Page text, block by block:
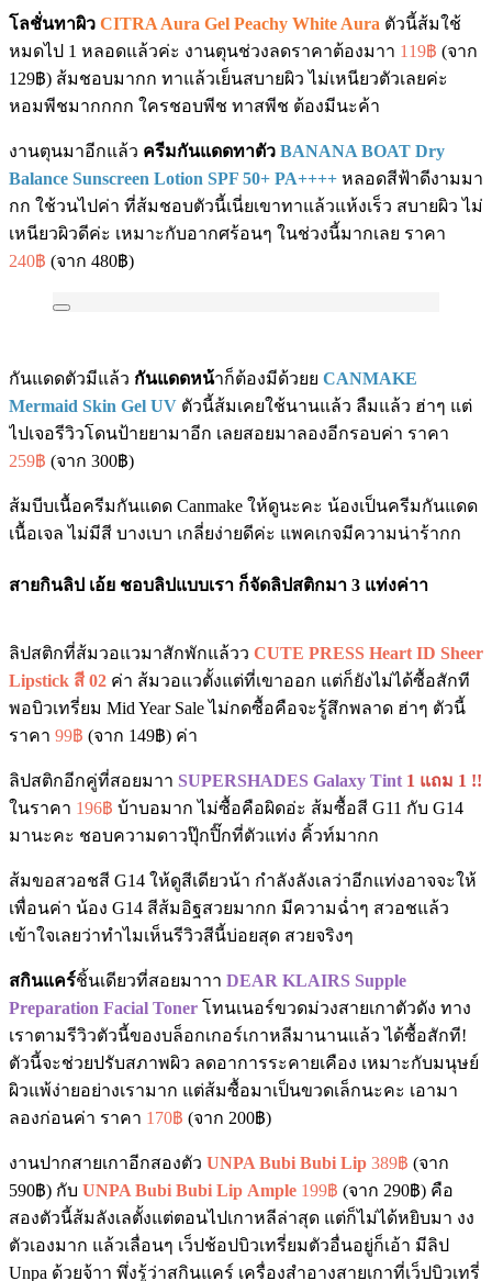
โลชั่นทาผิว CITRA Aura Gel Peachy White Aura ตัวนี้ส้มใช้
หมดไป 1 หลอดแล้วค่ะ งานตุนช่วงลดราคาต้องมาา 119฿ (จาก
129฿) ส้มชอบมากก ทาแล้วเย็นสบายผิว ไม่เหนียวตัวเลยค่ะ
หอมพีชมากกกก ใครชอบพีช ทาสพีช ต้องมีนะค้า
งานตุนมาอีกแล้ว ครีมกันแดดทาตัว BANANA BOAT Dry
Balance Sunscreen Lotion SPF 50+ PA++++ หลอดสีฟ้าดีงามมา
กก ใช้วนไปค่า ที่ส้มชอบตัวนี้เนี่ยเขาทาแล้วแห้งเร็ว สบายผิว ไม่
เหนียวผิวดีค่ะ เหมาะกับอากศร้อนๆ ในช่วงนี้มากเลย ราคา
240฿ (จาก 480฿)
กันแดดตัวมีแล้ว กันแดดหน้าก็ต้องมีด้วยย CANMAKE
Mermaid Skin Gel UV ตัวนี้ส้มเคยใช้นานแล้ว ลืมแล้ว ฮ่าๆ แต่
ไปเจอรีวิวโดนป้ายยามาอีก เลยสอยมาลองอีกรอบค่า ราคา
259฿ (จาก 300฿)
ส้มบีบเนื้อครีมกันแดด Canmake ให้ดูนะคะ น้องเป็นครีมกันแดด
เนื้อเจล ไม่มีสี บางเบา เกลี่ยง่ายดีค่ะ แพคเกจมีความน่าร้ากก
สายกินลิป เอ้ย ชอบลิปแบบเรา ก็จัดลิปสติกมา 3 แท่งค่าา
ลิปสติกที่ส้มวอแวมาสักพักแล้วว CUTE PRESS Heart ID Sheer
Lipstick สี 02 ค่า ส้มวอแวตั้งแต่ที่เขาออก แต่ก็ยังไม่ได้ซื้อสักที
พอบิวเทรี่ยม Mid Year Sale ไม่กดซื้อคือจะรู้สึกพลาด ฮ่าๆ ตัวนี้
ราคา 99฿ (จาก 149฿) ค่า
ลิปสติกอีกคู่ที่สอยมาา SUPERSHADES Galaxy Tint 1 แถม 1 !!
ในราคา 196฿ บ้าบอมาก ไม่ซื้อคือผิดอ่ะ ส้มซื้อสี G11 กับ G14
มานะคะ ชอบความดาวปุ๊กปิ๊กที่ตัวแท่ง คิ้วท์มากก
ส้มขอสวอชสี G14 ให้ดูสีเดียวน้า กำลังลังเลว่าอีกแท่งอาจจะให้
เพื่อนค่า น้อง G14 สีส้มอิฐสวยมากก มีความฉ่ำๆ สวอชแล้ว
เข้าใจเลยว่าทำไมเห็นรีวิวสีนี้บ่อยสุด สวยจริงๆ
สกินแคร์ชิ้นเดียวที่สอยมาาา DEAR KLAIRS Supple
Preparation Facial Toner โทนเนอร์ขวดม่วงสายเกาตัวดัง ทาง
เราตามรีวิวตัวนี้ของบล็อกเกอร์เกาหลีมานานแล้ว ได้ซื้อสักที!
ตัวนี้จะช่วยปรับสภาพผิว ลดอาการระคายเคือง เหมาะกับมนุษย์
ผิวแพ้ง่ายอย่างเรามาก แต่ส้มซื้อมาเป็นขวดเล็กนะคะ เอามา
ลองก่อนค่า ราคา 170฿ (จาก 200฿)
งานปากสายเกาอีกสองตัว UNPA Bubi Bubi Lip 389฿ (จาก
590฿) กับ UNPA Bubi Bubi Lip Ample 199฿ (จาก 290฿) คือ
สองตัวนี้ส้มลังเลตั้งแต่ตอนไปเกาหลีล่าสุด แต่ก็ไม่ได้หยิบมา งง
ตัวเองมาก แล้วเลื่อนๆ เว็ปช้อปบิวเทรี่ยมตัวอื่นอยู่ก็เอ้า มีลิป
Unpa ด้วยจ้าา พึ่งรู้ว่าสกินแคร์ เครื่องสำอางสายเกาที่เว็ปบิวเทรี่